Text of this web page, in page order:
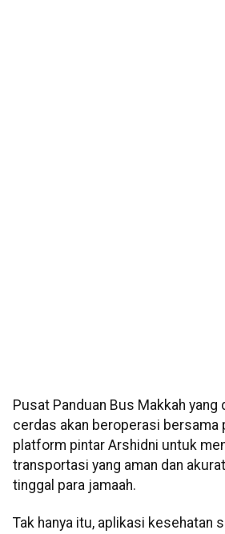
Pusat Panduan Bus Makkah
cerdas akan beroperasi bersama
platform pintar Arshidni untuk
transportasi yang aman dan
tinggal para jamaah.
Tak hanya itu, aplikasi kesehatan